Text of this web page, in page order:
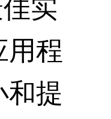
实
用程
和提